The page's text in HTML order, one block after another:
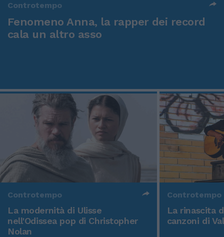
Controtempo
Fenomeno Anna, la rapper dei record
cala un altro asso
Controtempo
La modernità di Ulisse
nell'Odissea pop di Christopher
Nolan
Controtempo
La rinascita
canzoni di